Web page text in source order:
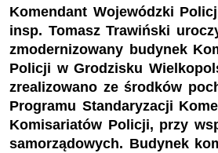
Komendant Wojewódzki
insp. Tomasz Trawiński
zmodernizowany budynek
Policji w Grodzisku
zrealizowano ze środków
Programu Standaryzacji
Komisariatów Policji, przy
samorządowych. Budynek